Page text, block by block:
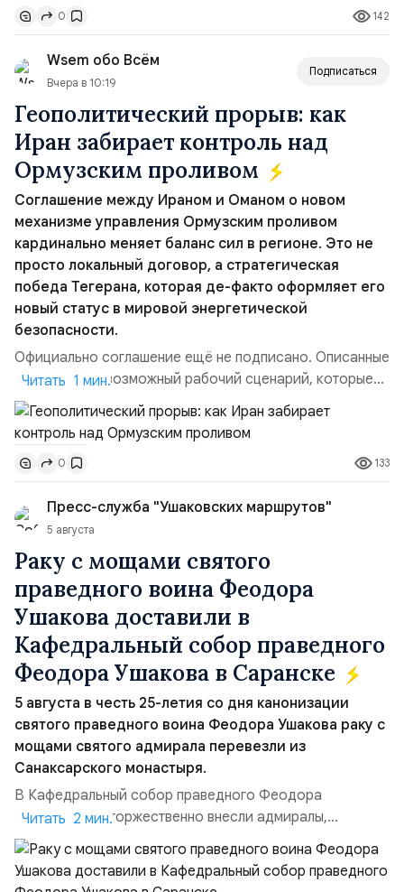
„исключительно оборонительной страны“ и выносит
вопрос о собственном ядерном вооружении на
всеобщее обозрение, одновреме...
0 142
Wsem обо Всём
Вчера в 10:19
Подписаться
Геополитический прорыв: как
Иран забирает контроль над
Ормузским проливом
Соглашение между Ираном и Оманом о новом
механизме управления Ормузским проливом
кардинально меняет баланс сил в регионе. Это не
просто локальный договор, а стратегическая
победа Тегерана, которая де-факто оформляет его
новый статус в мировой энергетической
безопасности.
Официально соглашение ещё не подписано. Описанные
пункты — это возможный рабочий сценарий, которые
скорее всего будут реализованы.Разбираем ключевые
тезисы и последствия этого соглашения:. 1. Новые
доли контроля (75 на 25). Было: Ранее Иран и Оман
контролировали пролив на паритетных началах —
50/50. Стало: Новое соглашение закрепляет за
Ираном...
Читать 1 мин.
0 133
Пресс-служба "Ушаковских маршрутов"
5 августа
Раку с мощами святого
праведного воина Феодора
Ушакова доставили в
Кафедральный собор праведного
Феодора Ушакова в Саранске
5 августа в честь 25-летия со дня канонизации
святого праведного воина Феодора Ушакова раку с
мощами святого адмирала перевезли из
Санаксарского монастыря.
В Кафедральный собор праведного Феодора
Ушакова раку торжественно внесли адмиралы,
участвовавшие в канонизации святого праведного
воина Феодора Ушакова 25 лет назад:Адмирал
Владимир Прокофьевич Валуев, командующий
Читать 2 мин.